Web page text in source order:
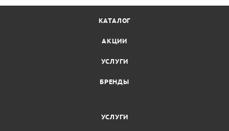
КАТАЛОГ
АКЦИИ
УСЛУГИ
БРЕНДЫ
УСЛУГИ